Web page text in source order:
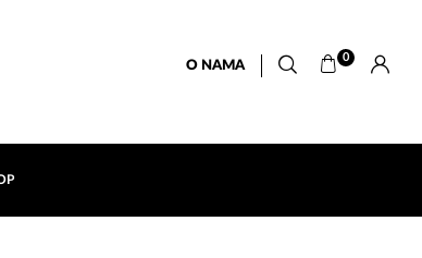
O NAMA
0